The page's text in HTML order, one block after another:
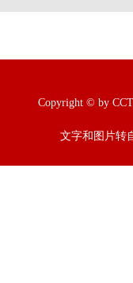
Copyright © by
文字和图片转